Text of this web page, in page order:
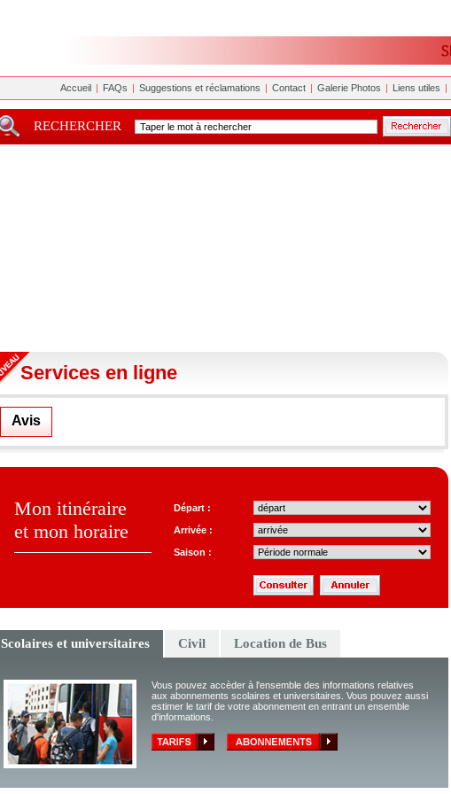
Accueil | FAQs | Suggestions et réclamations | Contact | Galerie Photos | Liens utiles |
RECHERCHER
Services en ligne
Avis
Mon itinéraire
et mon horaire
Départ :
Arrivée :
Saison :
Scolaires et universitaires Civil Location de Bus
Vous pouvez accèder à l'ensemble des informations relatives
aux abonnements scolaires et universitaires. Vous pouvez aussi
estimer le tarif de votre abonnement en entrant un ensemble
d'informations.